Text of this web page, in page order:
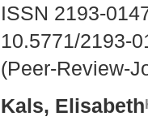
ISSN 2193-
10.5771/2193-
(Peer-Review-
Kals, Elisabeth